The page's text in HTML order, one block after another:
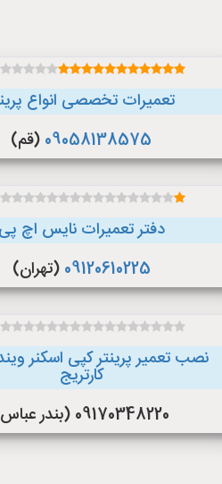
تعمیرات تخصصی انواع
09058138575 (قم)
دفتر تعمیرات نایس اچ پی
09120610225 (تهران)
نصب تعمیر پرینتر کپی اسکنر
کارتریج
09170348220 (بندر عباس)